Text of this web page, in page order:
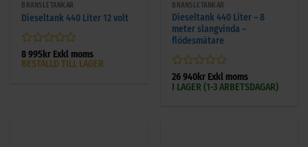
BRÄNSLETANKAR
Dieseltank 440 Liter 12 volt
Betygsatt
0
8 995 kr Exkl moms
BESTÄLLD TILL LAGER
BRÄNSLETANKAR
Dieseltank 440 Liter – 8
meter slangvinda –
flödesmätare
Betygsatt
0
26 940kr Exkl moms
I LAGER (1-3 ARBETSDAGAR)